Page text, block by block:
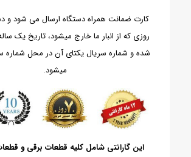
کارت ضمانت همراه دستگاه ارسال می شود و
روزی که از انبار ما خارج میشود، تاریخ یک ساله
شده و شماره سریال یکتای آن در محل شماره
میشود.
این گارانتی شامل کلیه قطعات برقی و